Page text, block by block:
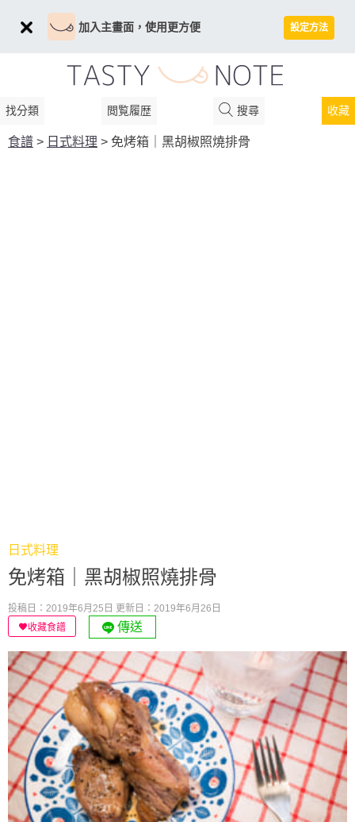
加入主畫面，使用更方便 設定方法
找分類 閲覧履歴 搜尋 收藏
食譜 > 日式料理 > 免烤箱｜黑胡椒照燒排骨
日式料理
免烤箱｜黑胡椒照燒排骨
投稿日：2019年6月25日 更新日：2019年6月26日
收藏食譜
傳送